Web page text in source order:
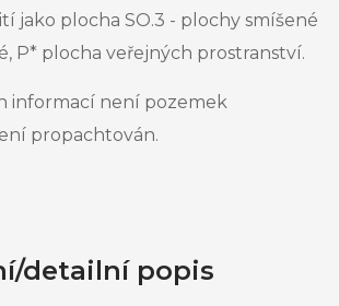
jako plocha SO.3 - plochy smíšené
P* plocha veřejných prostranství.
informací není pozemek
propachtován.
detailní popis